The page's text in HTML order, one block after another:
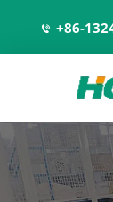
+86-